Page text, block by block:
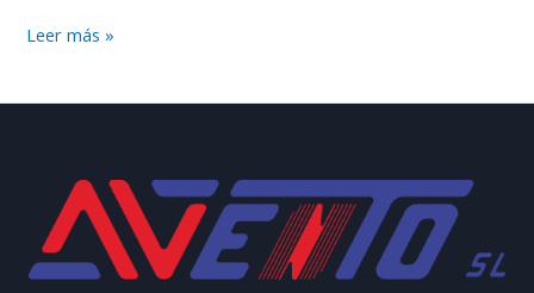
Rehabilitación
Edificios
Leer más »